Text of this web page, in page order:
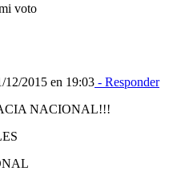
voto
12/2015 en 19:03 - Responder
NACIONAL!!!